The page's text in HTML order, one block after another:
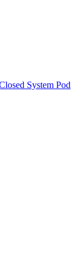
System Pod